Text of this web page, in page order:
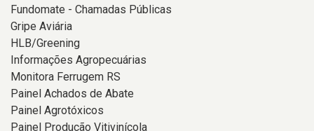
Fundomate - Chamadas Públicas
Gripe Aviária
HLB/Greening
Informações Agropecuárias
Monitora Ferrugem RS
Painel Achados de Abate
Painel Agrotóxicos
Painel Produção Vitivinícola